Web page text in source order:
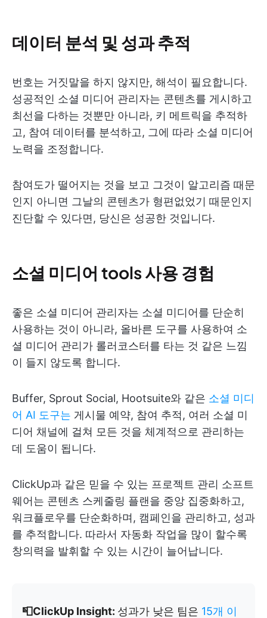
데이터 분석 및 성과 추적
번호는 거짓말을 하지 않지만, 해석이 필요합니다.
성공적인 소셜 미디어 관리자는 콘텐츠를 게시하고
최선을 다하는 것뿐만 아니라, 키 메트릭을 추적하
고, 참여 데이터를 분석하고, 그에 따라 소셜 미디어
노력을 조정합니다.
참여도가 떨어지는 것을 보고 그것이 알고리즘 때문
인지 아니면 그날의 콘텐츠가 형편없었기 때문인지
진단할 수 있다면, 당신은 성공한 것입니다.
소셜 미디어 tools 사용 경험
좋은 소셜 미디어 관리자는 소셜 미디어를 단순히
사용하는 것이 아니라, 올바른 도구를 사용하여 소
셜 미디어 관리가 롤러코스터를 타는 것 같은 느낌
이 들지 않도록 합니다.
Buffer, Sprout Social, Hootsuite와 같은 소셜 미디
어 AI 도구는 게시물 예약, 참여 추적, 여러 소셜 미
디어 채널에 걸쳐 모든 것을 체계적으로 관리하는
데 도움이 됩니다.
ClickUp과 같은 믿을 수 있는 프로젝트 관리 소프트
웨어는 콘텐츠 스케줄링 플랜을 중앙 집중화하고,
워크플로우를 단순화하며, 캠페인을 관리하고, 성과
를 추적합니다. 따라서 자동화 작업을 많이 할수록
창의력을 발휘할 수 있는 시간이 늘어납니다.
📮ClickUp Insight: 성과가 낮은 팀은 15개 이